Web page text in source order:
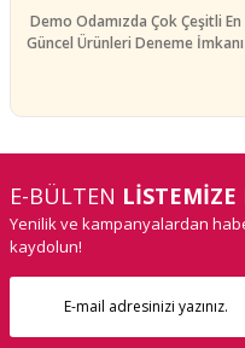
Demo Odamızda Çok Çeşitli En
Güncel Ürünleri Deneme İmkanı
E-BÜLTEN
Yenilik ve kampanyalardan
kaydolun!